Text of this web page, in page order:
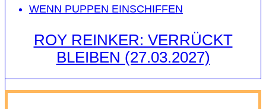
WENN PUPPEN EINSCHIFFEN
ROY REINKER: VERRÜCKT
BLEIBEN (27.03.2027)